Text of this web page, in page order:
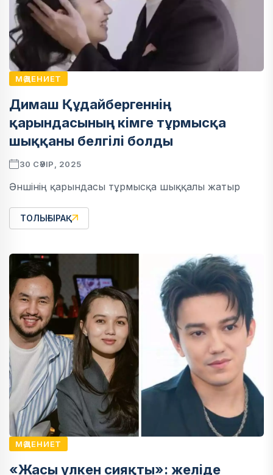
МӘДЕНИЕТ
Димаш Құдайбергеннің
қарындасының кімге тұрмысқа
шыққаны белгілі болды
30 СӘУІР, 2025
Әншінің қарындасы тұрмысқа шыққалы жатыр
ТОЛЫҒЫРАҚ
МӘДЕНИЕТ
«Жасы үлкен сияқты»: желіде